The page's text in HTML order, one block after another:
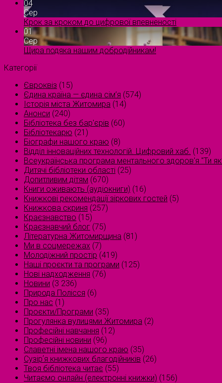
04
Сер
Крок за кроком до цифрової впевненості
01
Сер
Щира подяка нашим добродійникам!
Категорії
Євроквіз (15)
Єдина країна — єдина сім’я (574)
Історія міста Житомира (14)
Анонси (240)
Бібліотека без бар'єрів (60)
Бібліотекарю (21)
Біографи нашого краю (8)
Відділ інноваційних технологій. Цифровий хаб. (139)
Всеукраїнська програма ментального здоров'я "Ти
Дитячі бібліотеки області (25)
Допитливим дітям (670)
Книги оживають (аудіокниги) (16)
Книжкові рекомендації зіркових гостей (5)
Книжкова скриня (257)
Краєзнавство (15)
Краєзнавчий блог (75)
Літературна Житомирщина (81)
Ми в соцмережах (7)
Молодіжний простір (419)
Наші проєкти та програми (125)
Нові надходження (76)
Новини (3 236)
Природа Полісся (6)
Про нас (1)
Проєкти/Програми (35)
Прогулянка вулицями Житомира (2)
Професійні навчання (12)
Професійні новини (96)
Славетні імена нашого краю (35)
Сузірʼя книжкових благодійників (26)
Твоя бібліотека читає (55)
Читаємо онлайн (електронні книжки) (156)